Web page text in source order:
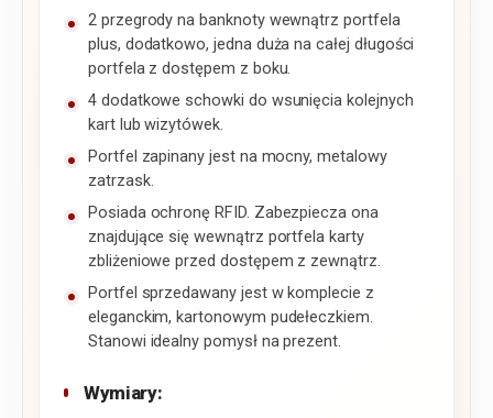
2 przegrody na banknoty wewnątrz portfela
plus, dodatkowo, jedna duża na całej długości
portfela z dostępem z boku.
4 dodatkowe schowki do wsunięcia kolejnych
kart lub wizytówek.
Portfel zapinany jest na mocny, metalowy
zatrzask.
Posiada ochronę RFID. Zabezpiecza ona
znajdujące się wewnątrz portfela karty
zbliżeniowe przed dostępem z zewnątrz.
Portfel sprzedawany jest w komplecie z
eleganckim, kartonowym pudełeczkiem.
Stanowi idealny pomysł na prezent.
Wymiary: